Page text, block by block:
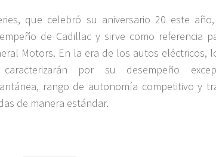
que celebró su aniversario 20 este
de Cadillac y sirve como referencia
Motors. En la era de los autos eléctricos,
por su desempeño
rango de autonomía competitivo y
de manera estándar.